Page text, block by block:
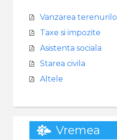
Vanzarea
Taxe si impozite
Asistenta sociala
Starea civila
Altele
Vremea